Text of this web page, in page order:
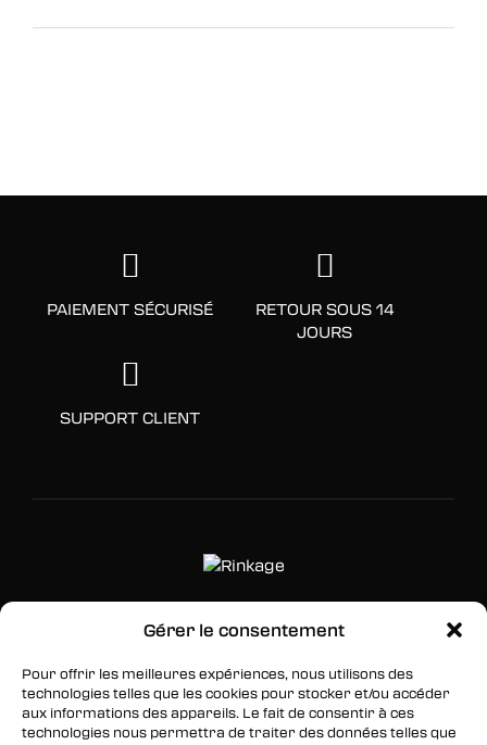
Gérer le consentement
Pour offrir les meilleures expériences, nous utilisons des
technologies telles que les cookies pour stocker et/ou accéder
aux informations des appareils. Le fait de consentir à ces
technologies nous permettra de traiter des données telles que
PAIEMENT SÉCURISÉ
RETOUR SOUS 14
JOURS
SUPPORT CLIENT
SUIVEZ-NOUS
Facebook
Twitter